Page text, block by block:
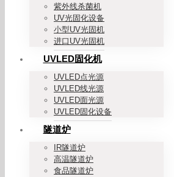
紫外线杀菌机
UV光固化设备
小型UV光固机
进口UV光固机
UVLED固化机
UVLED点光源
UVLED线光源
UVLED面光源
UVLED固化设备
隧道炉
IR隧道炉
高温隧道炉
食品隧道炉